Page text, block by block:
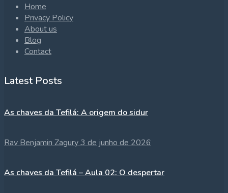
Home
Privacy Policy
About us
Blog
Contact
Latest Posts
As chaves da Tefilá: A origem do sidur
Rav Benjamin Zagury3 de junho de 2026
As chaves da Tefilá – Aula 02: O despertar